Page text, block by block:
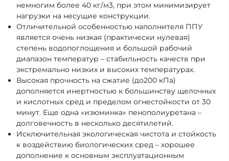
немногим более 40 кг/м3, при этом минимизирует
нагрузки на несущие конструкции.
Отличительной особенностью наполнителя ППУ
является очень низкая (практически нулевая)
степень водопоглощения и большой рабочий
диапазон температур – стабильность качеств при
экстремально низких и высоких температурах.
Высокая прочность на сжатие (до200 кПа)
дополняется инертностью к большинству щелочных
и кислотных сред и пределом огнестойкости от 30
минут. Еще одна «изюминка» пенополиуретана –
долговечность в несколько десятилетий.
Исключительная экологическая чистота и стойкость
к воздействию биологических сред – хорошее
дополнение к основным эксплуатационным